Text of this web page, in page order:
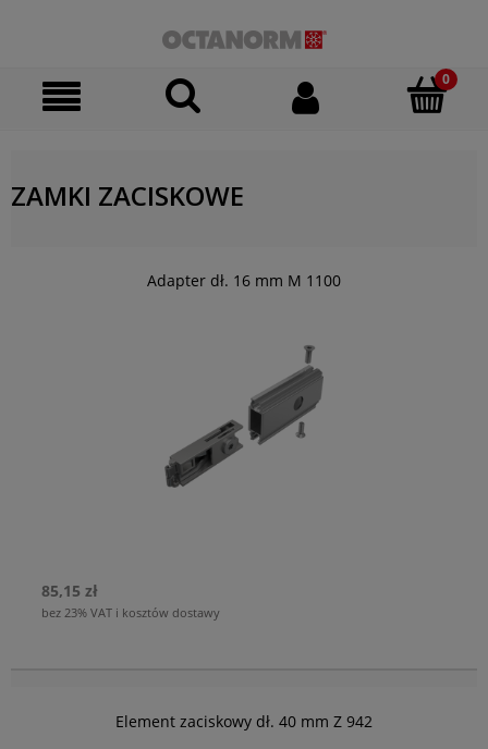
ZAMKI ZACISKOWE
Adapter dł. 16 mm M 1100
85,15 zł
bez 23% VAT i kosztów dostawy
Element zaciskowy dł. 40 mm Z 942